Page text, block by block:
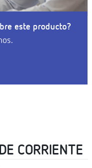
este producto?
CORRIENTE